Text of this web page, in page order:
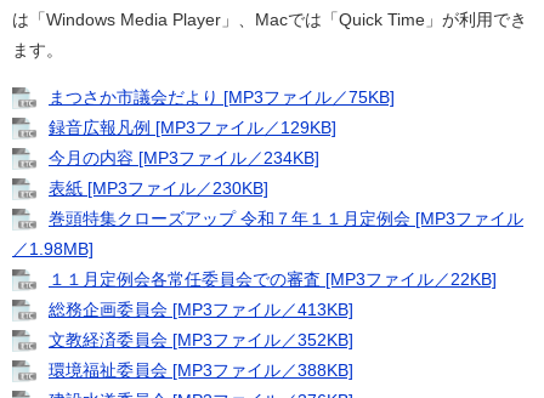
は「Windows Media Player」、Macでは「Quick Time」が利用でき
ます。
まつさか市議会だより [MP3ファイル／75KB]
録音広報凡例 [MP3ファイル／129KB]
今月の内容 [MP3ファイル／234KB]
表紙 [MP3ファイル／230KB]
巻頭特集クローズアップ 令和７年１１月定例会 [MP3ファイル
／1.98MB]
１１月定例会各常任委員会での審査 [MP3ファイル／22KB]
総務企画委員会 [MP3ファイル／413KB]
文教経済委員会 [MP3ファイル／352KB]
環境福祉委員会 [MP3ファイル／388KB]